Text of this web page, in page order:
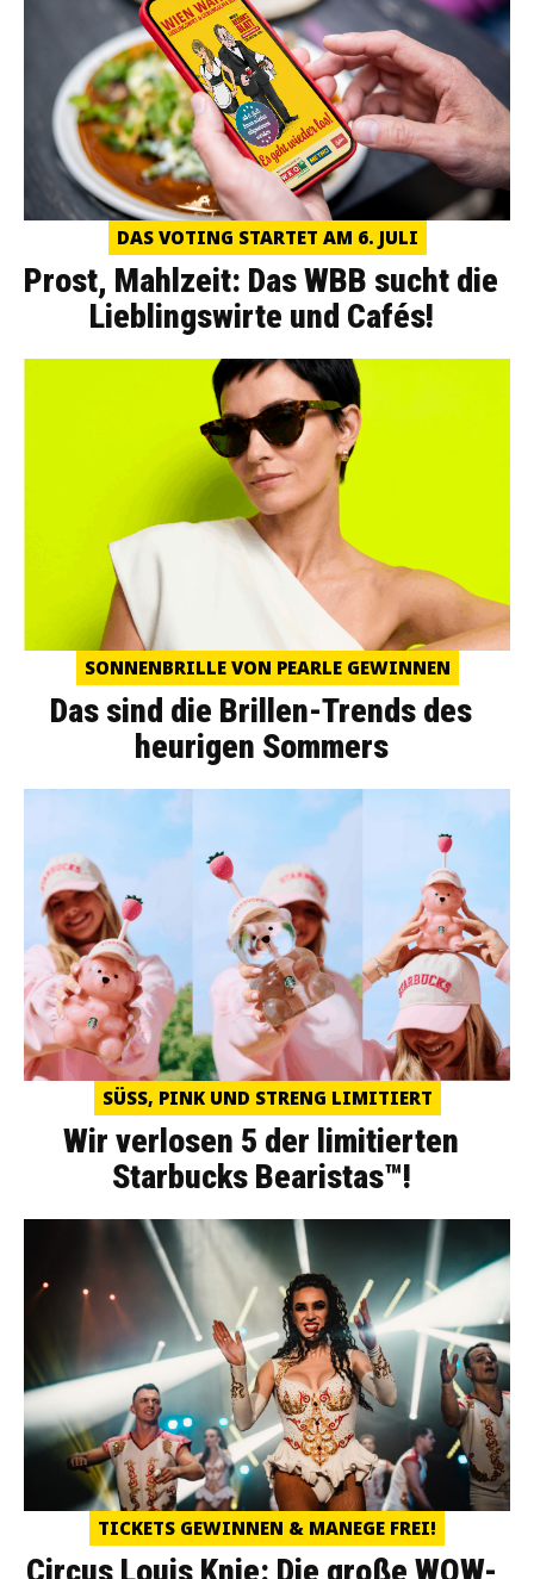
DAS VOTING STARTET AM 6. JULI
Prost, Mahlzeit: Das WBB sucht die
Lieblingswirte und Cafés!
SONNENBRILLE VON PEARLE GEWINNEN
Das sind die Brillen-Trends des
heurigen Sommers
SÜSS, PINK UND STRENG LIMITIERT
Wir verlosen 5 der limitierten
Starbucks Bearistas™!
TICKETS GEWINNEN & MANEGE FREI!
Circus Louis Knie: Die große WOW-